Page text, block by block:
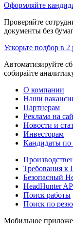
Оформляйте
Проверяйте
документы без
Ускорьте подбор в 2
Автоматизируйте
собирайте
О компании
Наши
Партнерам
Реклама на
Новости и
Инвесторам
Кандидаты по
Требования к
Безопасный
HeadHunter
Поиск работы
Поиск по
Мобильное